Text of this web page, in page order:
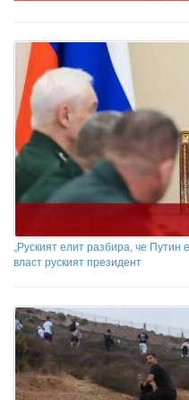
„Руският елит разбира, че
власт руският президент